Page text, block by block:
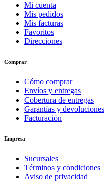
Mi cuenta
Mis pedidos
Mis facturas
Favoritos
Direcciones
Comprar
Cómo comprar
Envíos y entregas
Cobertura de entregas
Garantías y devoluciones
Facturación
Empresa
Sucursales
Términos y condiciones
Aviso de privacidad